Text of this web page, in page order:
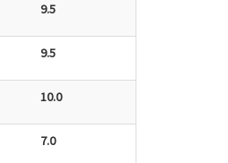
9.5
9.5
10.0
7.0